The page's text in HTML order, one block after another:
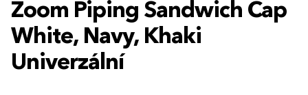
Zoom Piping Sandwich Cap
White, Navy, Khaki
Univerzální